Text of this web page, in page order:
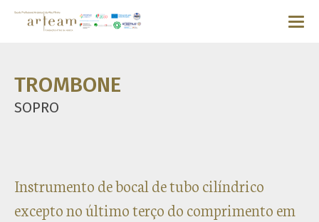
TROMBONE
SOPRO
Instrumento de bocal de tubo cilíndrico
excepto no último terço do comprimento em